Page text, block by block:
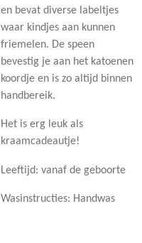
en bevat diverse labeltjes
waar kindjes aan kunnen
friemelen. De speen
bevestig je aan het katoenen
koordje en is zo altijd binnen
handbereik.
Het is erg leuk als
kraamcadeautje!
Leeftijd: vanaf de geboorte
Wasinstructies: Handwas